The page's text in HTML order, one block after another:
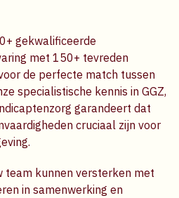
gekwalificeerde
met 150+ tevreden
de perfecte match tussen
specialistische kennis in GGZ,
garandeert dat
cruciaal zijn voor
team kunnen versterken met
in samenwerking en